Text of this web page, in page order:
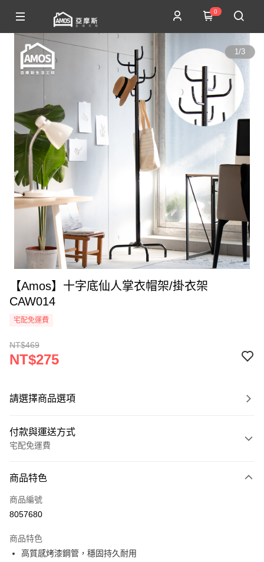
0
1/3
【Amos】十字底仙人掌衣帽架/掛衣架
CAW014
宅配免運費
NT$469
NT$275
請選擇商品選項
付款與運送方式
宅配免運費
信用卡一次付款
LINE Pay
全盈+PAY
商品特色
商品編號
8057680
商品特色
高質感烤漆鋼管，穩固持久耐用